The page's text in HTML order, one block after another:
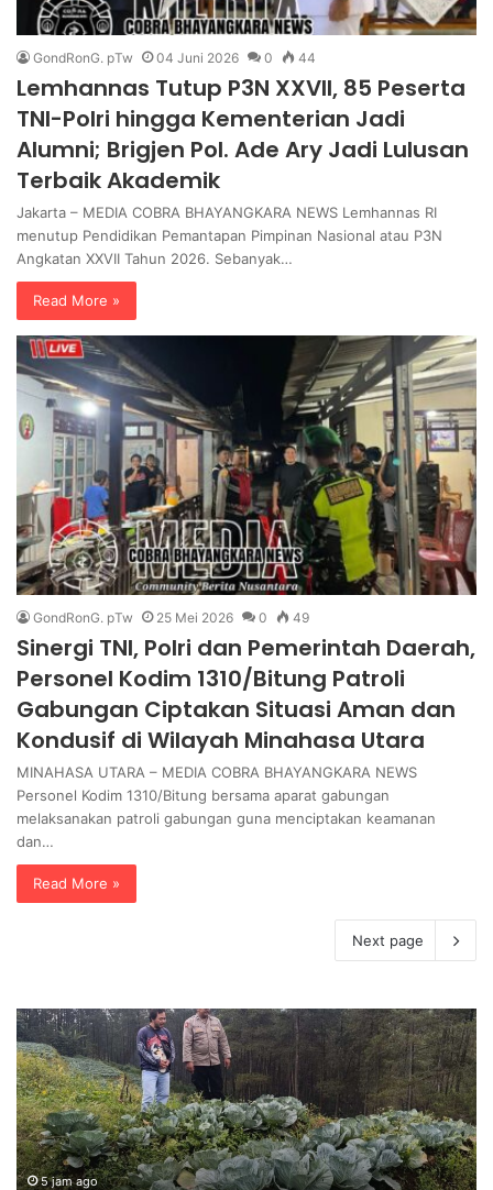
GondRonG. pTw 04 Juni 2026 0 44
Lemhannas Tutup P3N XXVII, 85 Peserta
TNI-Polri hingga Kementerian Jadi
Alumni; Brigjen Pol. Ade Ary Jadi Lulusan
Terbaik Akademik
Jakarta – MEDIA COBRA BHAYANGKARA NEWS Lemhannas RI
menutup Pendidikan Pemantapan Pimpinan Nasional atau P3N
Angkatan XXVII Tahun 2026. Sebanyak…
Read More »
GondRonG. pTw 25 Mei 2026 0 49
Sinergi TNI, Polri dan Pemerintah Daerah,
Personel Kodim 1310/Bitung Patroli
Gabungan Ciptakan Situasi Aman dan
Kondusif di Wilayah Minahasa Utara
MINAHASA UTARA – MEDIA COBRA BHAYANGKARA NEWS
Personel Kodim 1310/Bitung bersama aparat gabungan
melaksanakan patroli gabungan guna menciptakan keamanan
dan…
Read More »
Next page
3
5
.
9
3
6
A
n
5 jam ago
35.936 Anak Muda Main Bareng di Kapolri Cup